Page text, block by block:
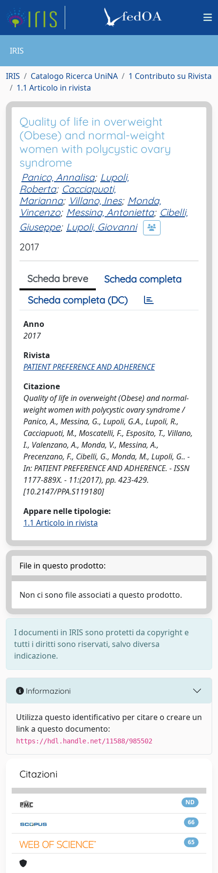
IRIS
IRIS Catalogo Ricerca UniNA
1 Contributo su Rivista
1.1 Articolo in rivista
Quality of life in overweight
(Obese) and normal-weight
women with polycystic ovary
syndrome
Panico, Annalisa; Lupoli,
Roberta; Cacciapuoti,
Marianna; Villano, Ines; Monda,
Vincenzo; Messina, Antonietta; Cibelli,
Giuseppe; Lupoli, Giovanni
2017
Scheda breve
Scheda completa
Scheda completa (DC)
Anno
2017
Rivista
PATIENT PREFERENCE AND ADHERENCE
Citazione
Quality of life in overweight (Obese) and normal-
weight women with polycystic ovary syndrome /
Panico, A., Messina, G., Lupoli, G.A., Lupoli, R.,
Cacciapuoti, M., Moscatelli, F., Esposito, T., Villano,
I., Valenzano, A., Monda, V., Messina, A.,
Precenzano, F., Cibelli, G., Monda, M., Lupoli, G.. -
In: PATIENT PREFERENCE AND ADHERENCE. - ISSN
1177-889X. - 11:(2017), pp. 423-429.
[10.2147/PPA.S119180]
Appare nelle tipologie:
1.1 Articolo in rivista
File in questo prodotto:
Non ci sono file associati a questo prodotto.
I documenti in IRIS sono protetti da copyright e
tutti i diritti sono riservati, salvo diversa
indicazione.
Informazioni
Utilizza questo identificativo per citare o creare un
link a questo documento:
https://hdl.handle.net/11588/985502
Citazioni
ND
66
65